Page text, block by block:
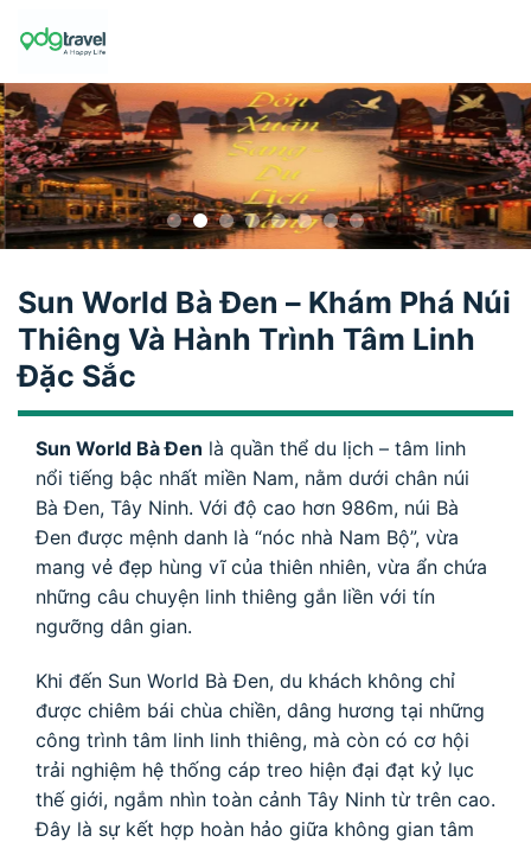
Sun World Bà Đen – Khám Phá Núi
Thiêng Và Hành Trình Tâm Linh
Đặc Sắc
Sun World Bà Đen là quần thể du lịch – tâm linh
nổi tiếng bậc nhất miền Nam, nằm dưới chân núi
Bà Đen, Tây Ninh. Với độ cao hơn 986m, núi Bà
Đen được mệnh danh là “nóc nhà Nam Bộ”, vừa
mang vẻ đẹp hùng vĩ của thiên nhiên, vừa ẩn chứa
những câu chuyện linh thiêng gắn liền với tín
ngưỡng dân gian.
Khi đến Sun World Bà Đen, du khách không chỉ
được chiêm bái chùa chiền, dâng hương tại những
công trình tâm linh linh thiêng, mà còn có cơ hội
trải nghiệm hệ thống cáp treo hiện đại đạt kỷ lục
thế giới, ngắm nhìn toàn cảnh Tây Ninh từ trên cao.
Đây là sự kết hợp hoàn hảo giữa không gian tâm